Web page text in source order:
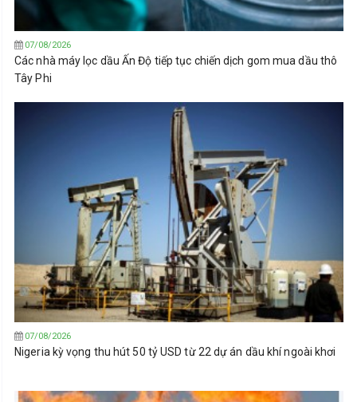
07/08/2026
Các nhà máy lọc dầu Ấn Độ tiếp tục chiến dịch gom mua dầu thô
Tây Phi
07/08/2026
Nigeria kỳ vọng thu hút 50 tỷ USD từ 22 dự án dầu khí ngoài khơi